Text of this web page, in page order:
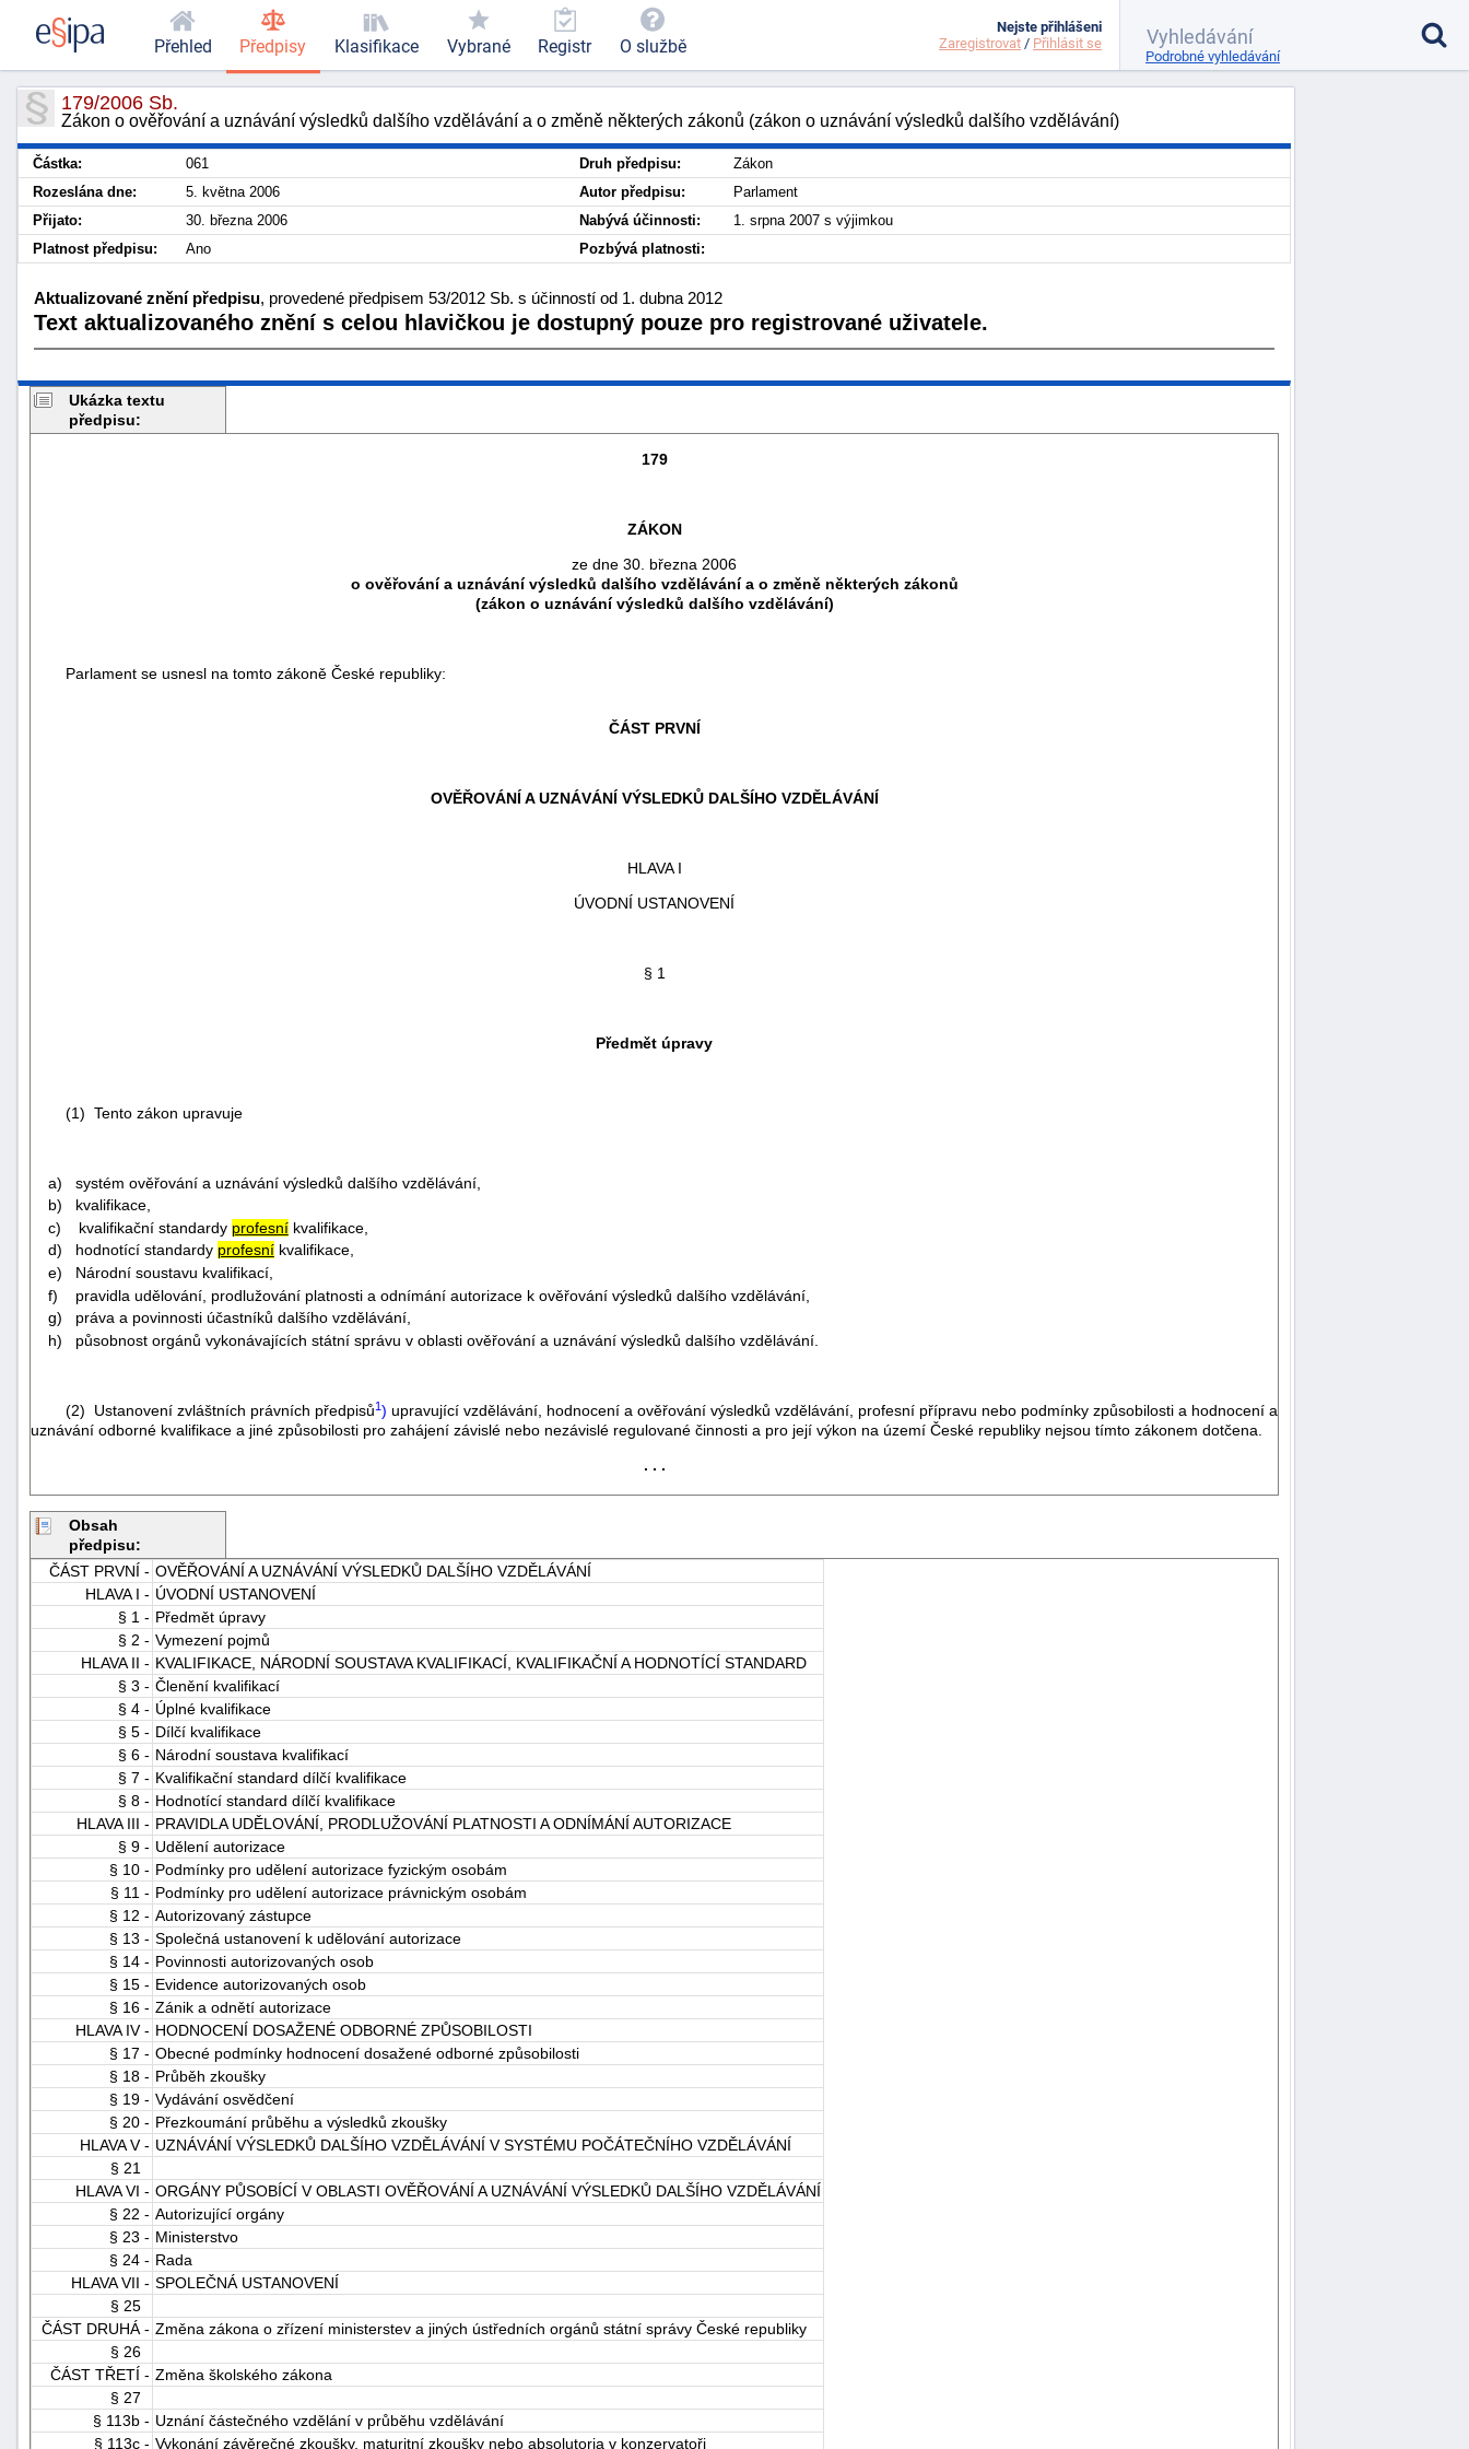
179/2006 Sb.
Zákon o ověřování a uznávání výsledků dalšího vzdělávání a o změně některých zákonů (zákon o uznávání výsledků dalšího vzdělávání)
Částka: 061 Druh předpisu:
Zákon
Rozeslána dne:
5. května 2006 Autor předpisu:
Parlament
Přijato:
30. března 2006 Nabývá účinnosti:
1. srpna 2007 s výjimkou
Platnost předpisu:
Ano Pozbývá platnosti:
Aktualizované znění předpisu, provedené předpisem 53/2012 Sb. s účinností od 1. dubna 2012
Text aktualizovaného znění s celou hlavičkou je dostupný pouze pro registrované uživatele.
Ukázka textu
předpisu:
179
ZÁKON
ze dne 30. března 2006
o ověřování a uznávání výsledků dalšího vzdělávání a o změně některých zákonů
(zákon o uznávání výsledků dalšího vzdělávání)
Parlament se usnesl na tomto zákoně České republiky:
ČÁST PRVNÍ
OVĚŘOVÁNÍ A UZNÁVÁNÍ VÝSLEDKŮ DALŠÍHO VZDĚLÁVÁNÍ
HLAVA I
ÚVODNÍ USTANOVENÍ
§ 1
Předmět úpravy
(1) Tento zákon upravuje
a) systém ověřování a uznávání výsledků dalšího vzdělávání,
b) kvalifikace,
c) kvalifikační standardy profesníkvalifikace,
d) hodnotící standardy profesníkvalifikace,
e) Národní soustavu kvalifikací,
f) pravidla udělování, prodlužování platnosti a odnímání autorizace k ověřování výsledků dalšího vzdělávání,
g) práva a povinnosti účastníků dalšího vzdělávání,
h) působnost orgánů vykonávajících státní správu v oblasti ověřování a uznávání výsledků dalšího vzdělávání.
(2) Ustanovení zvláštních právních předpisů1) upravující vzdělávání, hodnocení a ověřování výsledků vzdělávání, profesní přípravu nebo podmínky způsobilosti a hodnocení a
uznávání odborné kvalifikace a jiné způsobilosti pro zahájení závislé nebo nezávislé regulované činnosti a pro její výkon na území České republiky nejsou tímto zákonem dotčena.
. . .
Obsah
předpisu:
ČÁST PRVNÍ - OVĚŘOVÁNÍ A UZNÁVÁNÍ VÝSLEDKŮ DALŠÍHO VZDĚLÁVÁNÍ
HLAVA I - ÚVODNÍ USTANOVENÍ
§ 1 - Předmět úpravy
§ 2 - Vymezení pojmů
HLAVA II - KVALIFIKACE, NÁRODNÍ SOUSTAVA KVALIFIKACÍ, KVALIFIKAČNÍ A HODNOTÍCÍ STANDARD
§ 3 - Členění kvalifikací
§ 4 - Úplné kvalifikace
§ 5 - Dílčí kvalifikace
§ 6 - Národní soustava kvalifikací
§ 7 - Kvalifikační standard dílčí kvalifikace
§ 8 - Hodnotící standard dílčí kvalifikace
HLAVA III - PRAVIDLA UDĚLOVÁNÍ, PRODLUŽOVÁNÍ PLATNOSTI A ODNÍMÁNÍ AUTORIZACE
§ 9 - Udělení autorizace
§ 10 - Podmínky pro udělení autorizace fyzickým osobám
§ 11 - Podmínky pro udělení autorizace právnickým osobám
§ 12 - Autorizovaný zástupce
§ 13 - Společná ustanovení k udělování autorizace
§ 14 - Povinnosti autorizovaných osob
§ 15 - Evidence autorizovaných osob
§ 16 - Zánik a odnětí autorizace
HLAVA IV - HODNOCENÍ DOSAŽENÉ ODBORNÉ ZPŮSOBILOSTI
§ 17 - Obecné podmínky hodnocení dosažené odborné způsobilosti
§ 18 - Průběh zkoušky
§ 19 - Vydávání osvědčení
§ 20 - Přezkoumání průběhu a výsledků zkoušky
HLAVA V - UZNÁVÁNÍ VÝSLEDKŮ DALŠÍHO VZDĚLÁVÁNÍ V SYSTÉMU POČÁTEČNÍHO VZDĚLÁVÁNÍ
§ 21
HLAVA VI - ORGÁNY PŮSOBÍCÍ V OBLASTI OVĚŘOVÁNÍ A UZNÁVÁNÍ VÝSLEDKŮ DALŠÍHO VZDĚLÁVÁNÍ
§ 22 - Autorizující orgány
§ 23 - Ministerstvo
§ 24 - Rada
HLAVA VII - SPOLEČNÁ USTANOVENÍ
§ 25
ČÁST DRUHÁ - Změna zákona o zřízení ministerstev a jiných ústředních orgánů státní správy České republiky
§ 26
ČÁST TŘETÍ - Změna školského zákona
§ 27
§ 113b - Uznání částečného vzdělání v průběhu vzdělávání
§ 113c - Vykonání závěrečné zkoušky, maturitní zkoušky nebo absolutoria v konzervatoři
Přehled Předpisy Klasifikace Vybrané Registr O službě
Nejste přihlášeni
Zaregistrovat / Přihlásit se
Podrobné vyhledávání